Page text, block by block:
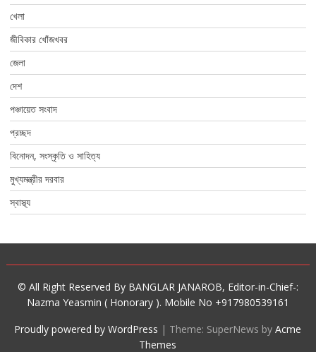
খেলা
জীবিকার খোঁজখবর
জেলা
দেশ
পঞ্চায়েত সংবাদ
প্রচ্ছদ
বিনোদন, সংস্কৃতি ও সাহিত্য
মুখ্যমন্ত্রীর দরবার
স্বাস্থ্য
© All Right Reserved By BANGLAR JANAROB, Editor-in-Chief-:
Nazma Yeasmin ( Honorary ). Mobile No +917980539161
Proudly powered by WordPress | Theme: SuperNews byAcme
Themes